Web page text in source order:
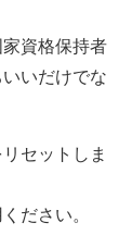
資格保持者
いだけでな
セットしま
ださい。